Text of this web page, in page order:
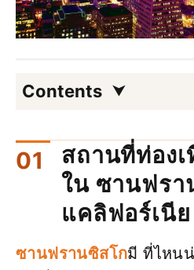
Contents
สถานที่ท่อง
ใน ซานฟรา
แคลิฟอร์เนีย
ซานฟรานซิสโกมี ที่ไหน